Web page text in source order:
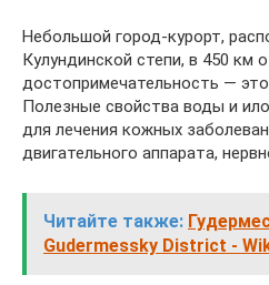
Небольшой город-курорт,
Кулундинской степи, в 450 км
достопримечательность —
Полезные свойства воды и
для лечения кожных
двигательного аппарата,
Читайте также:
Gudermessky District -